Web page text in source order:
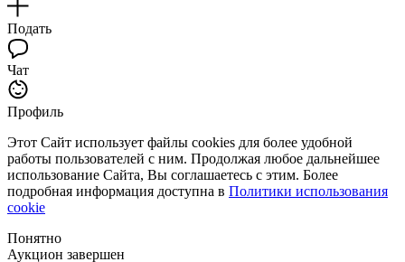
Подать
Чат
Профиль
Этот Сайт использует файлы cookies для более удобной
работы пользователей с ним. Продолжая любое дальнейшее
использование Сайта, Вы соглашаетесь с этим. Более
подробная информация доступна в Политики использования
cookie
Понятно
Аукцион завершен